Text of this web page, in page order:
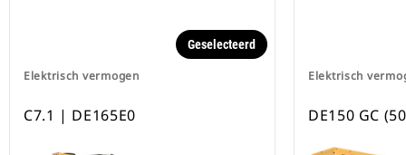
Elektrisch vermogen
Geselecteerd
C7.1 | DE165E0
Elektrisch
DE150 GC